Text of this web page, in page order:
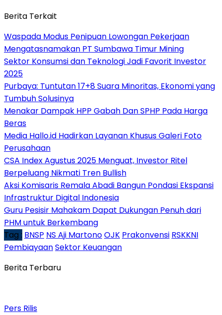
Berita Terkait
Waspada Modus Penipuan Lowongan Pekerjaan
Mengatasnamakan PT Sumbawa Timur Mining
Sektor Konsumsi dan Teknologi Jadi Favorit Investor
2025
Purbaya: Tuntutan 17+8 Suara Minoritas, Ekonomi yang
Tumbuh Solusinya
Menakar Dampak HPP Gabah Dan SPHP Pada Harga
Beras
Media Hallo.id Hadirkan Layanan Khusus Galeri Foto
Perusahaan
CSA Index Agustus 2025 Menguat, Investor Ritel
Berpeluang Nikmati Tren Bullish
Aksi Komisaris Remala Abadi Bangun Pondasi Ekspansi
Infrastruktur Digital Indonesia
Guru Pesisir Mahakam Dapat Dukungan Penuh dari
PHM untuk Berkembang
Tag : BNSP NS Aji MartonoOJK Prakonvensi RSKKNI
PembiayaanSektor Keuangan
Berita Terbaru
Pers Rilis